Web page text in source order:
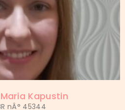
Kapustin
nÂ° 45344